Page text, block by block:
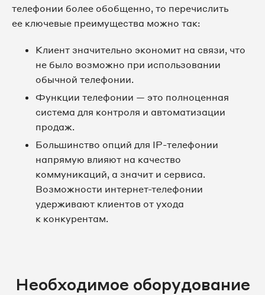
телефонии более обобщенно, то перечислить
ее ключевые преимущества можно так:
Клиент значительно экономит на связи, что
не было возможно при использовании
обычной телефонии.
Функции телефонии — это полноценная
система для контроля и автоматизации
продаж.
Большинство опций для IP-телефонии
напрямую влияют на качество
коммуникаций, а значит и сервиса.
Возможности интернет-телефонии
удерживают клиентов от ухода
к конкурентам.
Необходимое оборудование